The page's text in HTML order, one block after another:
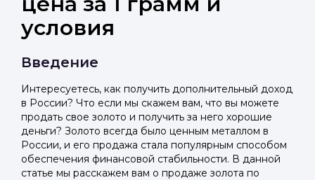
условия
Введение
Интересуетесь, как получить дополнительный доход
в России? Что если мы скажем вам, что вы можете
продать свое золото и получить за него хорошие
деньги? Золото всегда было ценным металлом в
России, и его продажа стала популярным способом
обеспечения финансовой стабильности. В данной
статье мы расскажем вам о продаже золота по